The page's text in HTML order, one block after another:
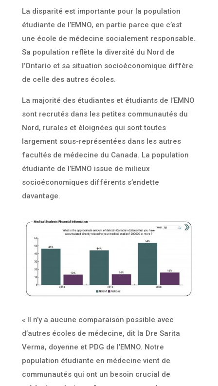
La disparité est importante pour la population
étudiante de l’EMNO, en partie parce que c’est
une école de médecine socialement responsable.
Sa population reflète la diversité du Nord de
l’Ontario et sa situation socioéconomique diffère
de celle des autres écoles.
La majorité des étudiantes et étudiants de l’EMNO
sont recrutés dans les petites communautés du
Nord, rurales et éloignées qui sont toutes
largement sous-représentées dans les autres
facultés de médecine du Canada. La population
étudiante de l’EMNO issue de milieux
socioéconomiques différents s’endette
davantage.
« Il n’y a aucune comparaison possible avec
d’autres écoles de médecine, dit la Dre Sarita
Verma, doyenne et PDG de l’EMNO. Notre
population étudiante en médecine vient de
communautés qui ont un besoin crucial de